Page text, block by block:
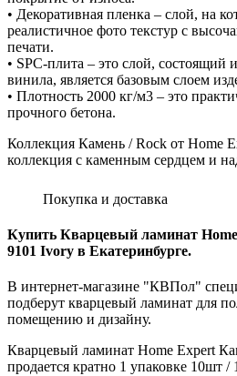
• Декоративная пленка – слой, на
реалистичное фото текстур с
печати.
• SPC-плита – это слой, состоящий
винила, является базовым слоем
• Плотность 2000 кг/м3 – это
прочного бетона.
Коллекция Камень / Rock от Home
коллекция с каменным сердцем и
Покупка и доставка
Купить Кварцевый ламинат
9101 Ivory в Екатеринбурге.
В интернет-магазине "КВПол"
подберут кварцевый ламинат для
помещению и дизайну.
Кварцевый ламинат Home Expert
продается кратно 1 упаковке 10шт /